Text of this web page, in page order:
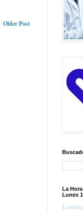
Older Post
La
Lunes